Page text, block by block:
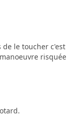
le toucher c'est
risquée